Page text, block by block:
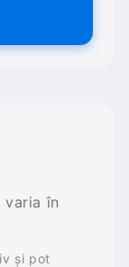
în
și pot